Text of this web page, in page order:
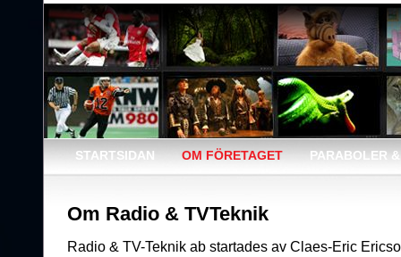
STARTSIDAN OM FÖRETAGET PARABOLER
Om Radio & TVTeknik
Radio & TV-Teknik ab startades av Claes-Eric